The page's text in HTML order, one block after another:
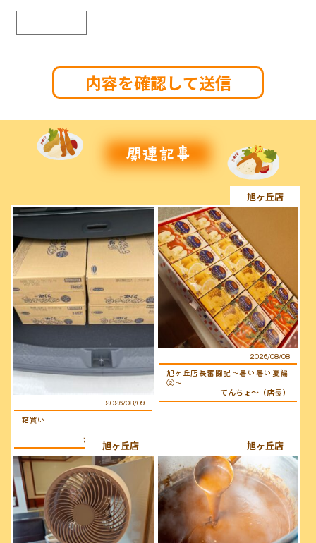
2026/08/09
箱買い
おぐらのおじさん
旭ヶ丘店
2026/08/08
旭ヶ丘店長奮闘記〜暑い暑い夏編
②〜
てんちょ〜（店長）
旭ヶ丘店 旭ヶ丘店